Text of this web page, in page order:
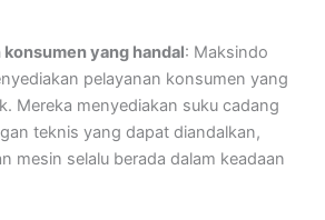
konsumen yang handal: Maksindo
pelayanan konsumen yang
Mereka menyediakan suku cadang
teknis yang dapat diandalkan,
mesin selalu berada dalam keadaan